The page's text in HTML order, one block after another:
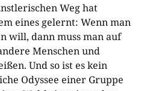
Weg hat
eines gelernt: Wenn man
will, dann muss man auf
Menschen und
Und so ist es kein
Odyssee einer Gruppe